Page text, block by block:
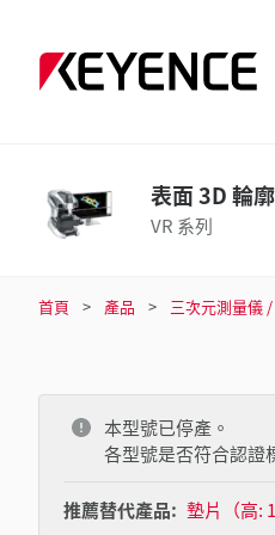
表面 3D 輪
VR 系列
首頁 產品 三次元測量儀
本型號已停產。
各型號是否符合認證
推薦替代產品: 墊片（高: